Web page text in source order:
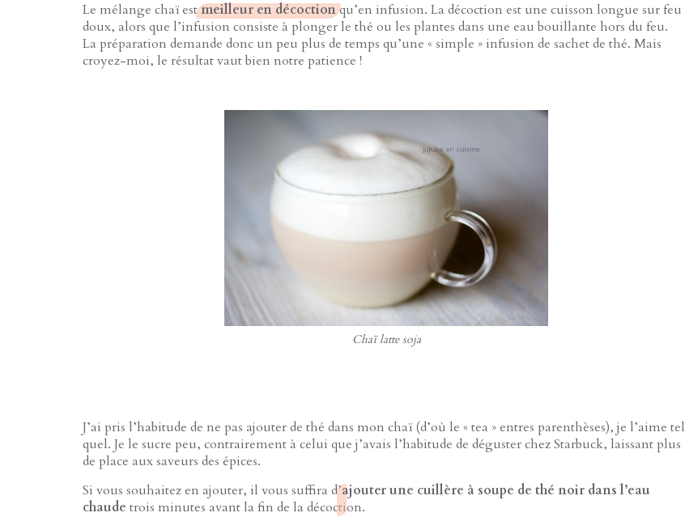
Le mélange chaï estmeilleur en décoctionqu’en infusion. La décoction est une cuisson longue sur feu
doux, alors que l’infusion consiste à plonger le thé ou les plantes dans une eau bouillante hors du feu.
La préparation demande donc un peu plus de temps qu’une « simple » infusion de sachet de thé. Mais
croyez-moi, le résultat vaut bien notre patience !
Chaï latte soja
J’ai pris l’habitude de ne pas ajouter de thé dans mon chaï (d’où le « tea » entres parenthèses), je l’aime tel
quel. Je le sucre peu, contrairement à celui que j’avais l’habitude de déguster chez Starbuck, laissant plus
de place aux saveurs des épices.
Si vous souhaitez en ajouter, il vous suffira d’ajouter une cuillère à soupe de thé noir dans l’eau
chaude trois minutes avant la fin de la décoction.